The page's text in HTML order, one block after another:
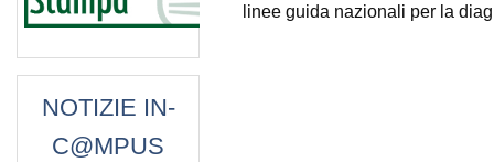
NOTIZIE IN-
C@MPUS
linee guida nazionali per la